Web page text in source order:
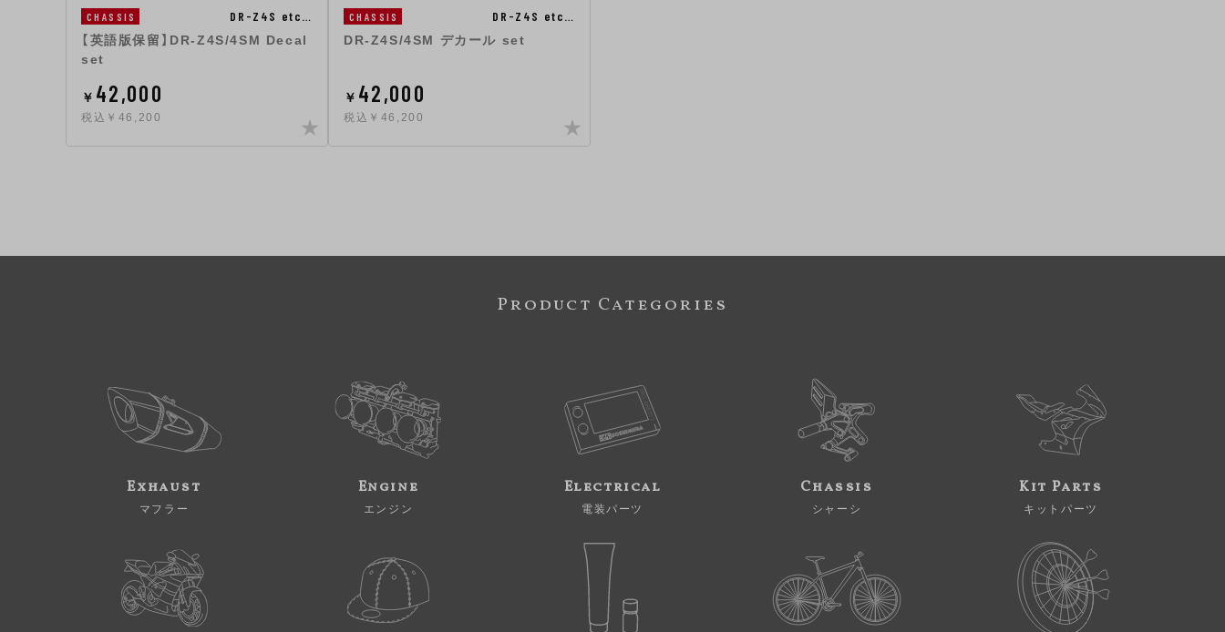
CHASSIS DR-Z4S etc…
【英語版保留】DR-Z4S/4SM Decal
set
￥ 42,000
税込￥46,200
CHASSIS DR-Z4S etc…
DR-Z4S/4SM デカール set
￥ 42,000
税込￥46,200
Product Categories
Exhaust
マフラー
Engine
エンジン
Electrical
電装パーツ
Chassis
シャーシ
Kit Parts
キットパーツ